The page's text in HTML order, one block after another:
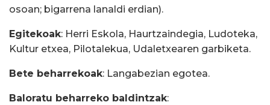
osoan; bigarrena lanaldi erdian).
Egitekoak: Herri Eskola, Haurtzaindegia, Ludoteka,
Kultur etxea, Pilotalekua, Udaletxearen garbiketa.
Bete beharrekoak: Langabezian egotea.
Baloratu beharreko baldintzak: